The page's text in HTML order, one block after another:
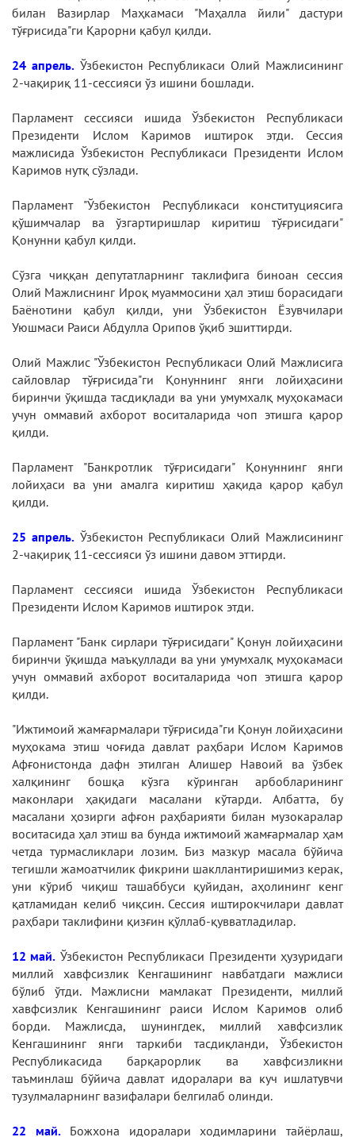
билан Вазирлар Маҳкамаси "Маҳалла йили" дастури
тўғрисида"ги Қарорни қабул қилди.
24 апрель.Ўзбекистон Республикаси Олий Мажлисининг
2-чақириқ 11-сессияси ўз ишини бошлади.
Парламент сессияси ишида Ўзбекистон Республикаси
Президенти Ислом Каримов иштирок этди. Сессия
мажлисида Ўзбекистон Республикаси Президенти Ислом
Каримов нутқ сўзлади.
Парламент "Ўзбекистон Республикаси конституциясига
қўшимчалар ва ўзгартиришлар киритиш тўғрисидаги"
Қонунни қабул қилди.
Сўзга чиққан депутатларнинг таклифига биноан сессия
Олий Мажлиснинг Ироқ муаммосини ҳал этиш борасидаги
Баёнотини қабул қилди, уни Ўзбекистон Ёзувчилари
Уюшмаси Раиси Абдулла Орипов ўқиб эшиттирди.
Олий Мажлис "Ўзбекистон Республикаси Олий Мажлисига
сайловлар тўғрисида"ги Қонуннинг янги лойиҳасини
биринчи ўқишда тасдиқлади ва уни умумхалқ муҳокамаси
учун оммавий ахборот воситаларида чоп этишга қарор
қилди.
Парламент "Банкротлик тўғрисидаги" Қонуннинг янги
лойиҳаси ва уни амалга киритиш ҳақида қарор қабул
қилди.
25 апрель.Ўзбекистон Республикаси Олий Мажлисининг
2-чақириқ 11-сессияси ўз ишини давом эттирди.
Парламент сессияси ишида Ўзбекистон Республикаси
Президенти Ислом Каримов иштирок этди.
Парламент "Банк сирлари тўғрисидаги" Қонун лойиҳасини
биринчи ўқишда маъқуллади ва уни умумхалқ муҳокамаси
учун оммавий ахборот воситаларида чоп этишга қарор
қилди.
"Ижтимоий жамғармалари тўғрисида"ги Қонун лойиҳасини
муҳокама этиш чоғида давлат раҳбари Ислом Каримов
Афғонистонда дафн этилган Алишер Навоий ва ўзбек
халқининг бошқа кўзга кўринган арбобларининг
маконлари ҳақидаги масалани кўтарди. Албатта, бу
масалани ҳозирги афғон раҳбарияти билан музокаралар
воситасида ҳал этиш ва бунда ижтимоий жамғармалар ҳам
четда турмасликлари лозим. Биз мазкур масала бўйича
тегишли жамоатчилик фикрини шакллантиришимиз керак,
уни кўриб чиқиш ташаббуси қуйидан, аҳолининг кенг
қатламидан келиб чиқсин. Сессия иштирокчилари давлат
раҳбари таклифини қизғин қўллаб-қувватладилар.
12 май. Ўзбекистон Республикаси Президенти ҳузуридаги
миллий хавфсизлик Кенгашининг навбатдаги мажлиси
бўлиб ўтди. Мажлисни мамлакат Президенти, миллий
хавфсизлик Кенгашининг раиси Ислом Каримов олиб
борди. Мажлисда, шунингдек, миллий хавфсизлик
Кенгашининг янги таркиби тасдиқланди, Ўзбекистон
Республикасида барқарорлик ва хавфсизликни
таъминлаш бўйича давлат идоралари ва куч ишлатувчи
тузулмаларнинг вазифалари белгилаб олинди.
22 май.Божхона идоралари ходимларини тайёрлаш,